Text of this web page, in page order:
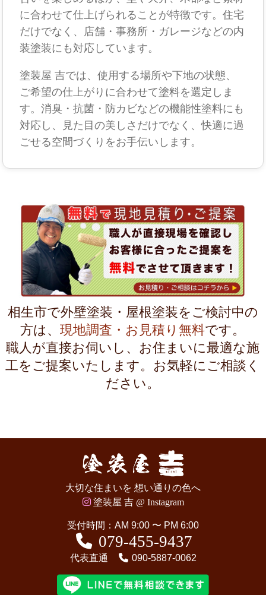
に合わせて仕上げられることが特徴です。住宅
だけでなく、店舗・事務所・ガレージなどの内
装塗装にも対応しています。
塗装屋 吉では、使用する場所や下地の状態、
ご希望の仕上がりに合わせて塗料を選定しま
す。消臭・抗菌・防カビなどの機能性塗料にも
対応し、見た目の美しさだけでなく、快適に過
ごせる空間づくりをお手伝いします。
相生市で外壁塗装・屋根塗装をご検討中の
方は、現地調査・お見積り無料です。
職人が直接お伺いし、お住まいに最適な施
工をご提案いたします。お気軽にご相談く
ださい。
大切な住まいを 想い通りの色へ
塗装屋 吉 @ Instagram
受付時間：AM 9:00 〜 PM 6:00
079-455-9437
代表直通 090-5887-0062